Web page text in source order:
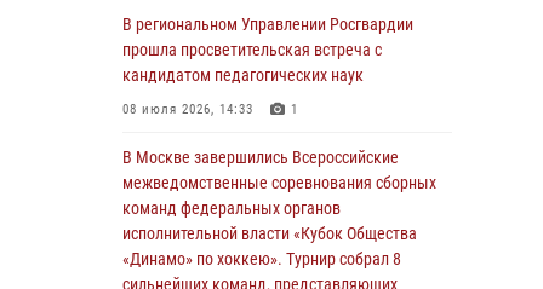
03 августа 2026, 14:10
Росгвардейцы принимают участие в
обеспечении общественной безопасности во
02 августа 2026, 13:28
За минувшие сутки Псковские росгвардейцы
выезжали два раза на улицу Труда
31 июля 2026, 13:53
В региональном Управлении Росгвардии
прошла просветительская встреча с
кандидатом педагогических наук
08 июля 2026, 14:33 1
В Москве завершились Всероссийские
межведомственные соревнования сборных
команд федеральных органов
исполнительной власти «Кубок Общества
«Динамо» по хоккею». Турнир собрал 8
сильнейших команд, представляющих